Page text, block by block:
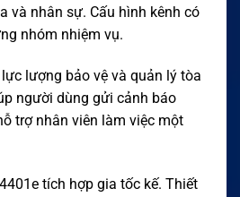
và nhân sự. Cấu hình kênh có
nhóm nhiệm vụ.
lượng bảo vệ và quản lý tòa
người dùng gửi cảnh báo
trợ nhân viên làm việc một
tích hợp gia tốc kế. Thiết